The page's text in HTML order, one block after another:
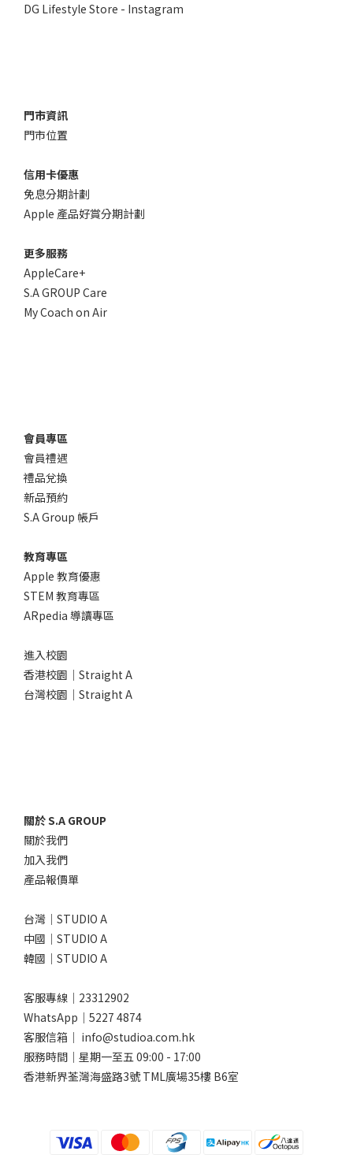
DG Lifestyle Store - Instagram
門市資訊
門市位置
信用卡優惠
免息分期計劃
Apple 產品好賞分期計劃
更多服務
AppleCare+
S.A GROUP Care
My Coach on Air
會員專區
會員禮遇
禮品兌換
新品預約
S.A Group 帳戶
教育專區
Apple 教育優惠
STEM 教育專區
ARpedia 導讀專區
進入校園
香港校園｜Straight A
台灣校園｜Straight A
關於 S.A GROUP
關於我們
加入我們
產品報價單
台灣｜STUDIO A
中國｜STUDIO A
韓國｜STUDIO A
客服專線｜23312902
WhatsApp｜ 5227 4874
客服信箱｜ info@studioa.com.hk
服務時間｜星期一至五 09:00 - 17:00
香港新界荃灣海盛路3號 TML廣場35樓 B6室